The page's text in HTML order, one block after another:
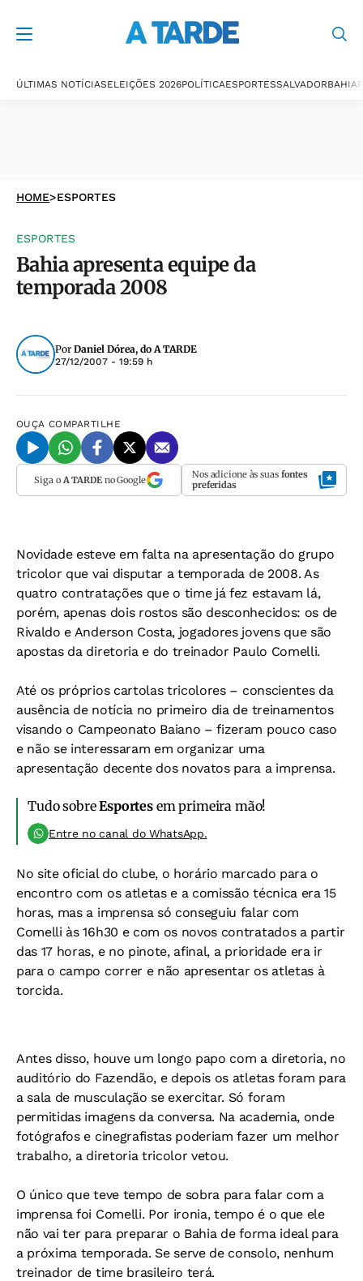
ÚLTIMAS NOTÍCIASELEIÇÕES 2026POLÍTICAESPORTESSALVADORBAHIA
HOME>ESPORTES
ESPORTES
Bahia apresenta equipe da
temporada 2008
Por Daniel Dórea, do A TARDE
27/12/2007 - 19:59 h
OUÇA COMPARTILHE
Siga o A TARDEno Google Nos adicione às suas fontes
preferidas
Novidade esteve em falta na apresentação do grupo
tricolor que vai disputar a temporada de 2008. As
quatro contratações que o time já fez estavam lá,
porém, apenas dois rostos são desconhecidos: os de
Rivaldo e Anderson Costa, jogadores jovens que são
apostas da diretoria e do treinador Paulo Comelli.
Até os próprios cartolas tricolores – conscientes da
ausência de notícia no primeiro dia de treinamentos
visando o Campeonato Baiano – fizeram pouco caso
e não se interessaram em organizar uma
apresentação decente dos novatos para a imprensa.
Tudo sobreEsportesem primeira mão!
Entre no canal do WhatsApp.
No site oficial do clube, o horário marcado para o
encontro com os atletas e a comissão técnica era 15
horas, mas a imprensa só conseguiu falar com
Comelli às 16h30 e com os novos contratados a partir
das 17 horas, e no pinote, afinal, a prioridade era ir
para o campo correr e não apresentar os atletas à
torcida.
Antes disso, houve um longo papo com a diretoria, no
auditório do Fazendão, e depois os atletas foram para
a sala de musculação se exercitar. Só foram
permitidas imagens da conversa. Na academia, onde
fotógrafos e cinegrafistas poderiam fazer um melhor
trabalho, a diretoria tricolor vetou.
O único que teve tempo de sobra para falar com a
imprensa foi Comelli. Por ironia, tempo é o que ele
não vai ter para preparar o Bahia de forma ideal para
a próxima temporada. Se serve de consolo, nenhum
treinador de time brasileiro terá.